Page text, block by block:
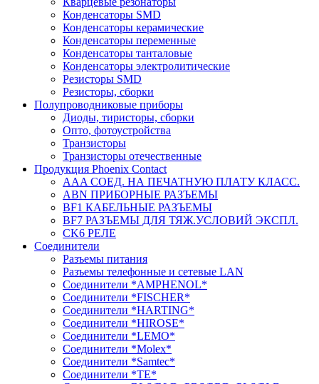
Конденсаторы SMD
Конденсаторы керамические
Конденсаторы переменные
Конденсаторы танталовые
Конденсаторы электролитические
Резисторы SMD
Резисторы, сборки
Полупроводниковые приборы
Диоды, тиристоры, сборки
Опто, фотоустройства
Транзисторы
Транзисторы отечественные
Продукция Phoenix Contact
AAA СОЕД. НА ПЕЧАТНУЮ ПЛАТУ КЛАСС.
ABN ПРИБОРНЫЕ РАЗЪЕМЫ
BF1 КАБЕЛЬНЫЕ РАЗЪЕМЫ
BF7 РАЗЪЕМЫ ДЛЯ ТЯЖ.УСЛОВИЙ ЭКСПЛ.
CK6 РЕЛЕ
Соединители
Разъемы питания
Разъемы телефонные и сетевые LAN
Соединители *AMPHENOL*
Соединители *FISCHER*
Соединители *HARTING*
Соединители *HIROSE*
Соединители *LEMO*
Соединители *Molex*
Соединители *Samtec*
Соединители *TE*